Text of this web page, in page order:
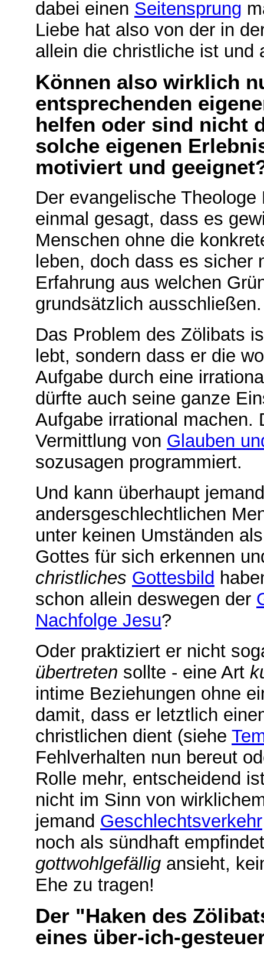
dabei einen Seitensprung
Liebe hat also von der in
allein die christliche ist und
Können also wirklich
entsprechenden
helfen oder sind nicht
solche eigenen
motiviert und
Der evangelische
einmal gesagt, dass es
Menschen ohne die
leben, doch dass es
Erfahrung aus welchen
grundsätzlich ausschließen.
Das Problem des Zölibats
lebt, sondern dass er die
Aufgabe durch eine
dürfte auch seine ganze
Aufgabe irrational machen.
Vermittlung von Glauben
sozusagen programmiert.
Und kann überhaupt
andersgeschlechtlichen
unter keinen Umständen
Gottes für sich erkennen
christliches Gottesbild
schon allein deswegen der
Nachfolge Jesu?
Oder praktiziert er nicht
übertreten sollte - eine Art
intime Beziehungen ohne
damit, dass er letztlich
christlichen dient (siehe
Fehlverhalten nun bereut
Rolle mehr, entscheidend
nicht im Sinn von
jemand Geschlechtsverkehr
noch als sündhaft
gottwohlgefällig ansieht,
Ehe zu tragen!
Der "Haken des
eines über-ich-